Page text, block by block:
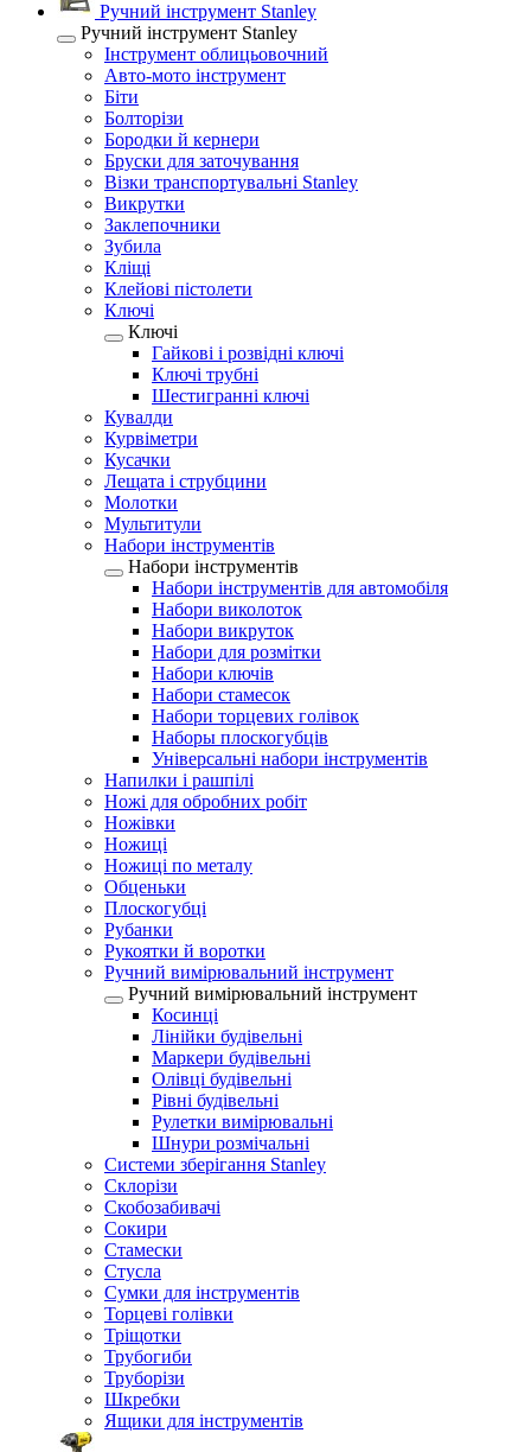
Ручний інструмент Stanley
Ручний інструмент Stanley
Інструмент облицьовочний
Авто-мото інструмент
Біти
Болторізи
Бородки й кернери
Бруски для заточування
Візки транспортувальні Stanley
Викрутки
Заклепочники
Зубила
Кліщі
Клейові пістолети
Ключі
Ключі
Гайкові і розвідні ключі
Ключі трубні
Шестигранні ключі
Кувалди
Курвіметри
Кусачки
Лещата і струбцини
Молотки
Мультитули
Набори інструментів
Набори інструментів
Набори інструментів для автомобіля
Набори виколоток
Набори викруток
Набори для розмітки
Набори ключів
Набори стамесок
Набори торцевих голівок
Наборы плоскогубців
Універсальні набори інструментів
Напилки і рашпілі
Ножі для обробних робіт
Ножівки
Ножиці
Ножиці по металу
Обценьки
Плоскогубці
Рубанки
Рукоятки й воротки
Ручний вимірювальний інструмент
Ручний вимірювальний інструмент
Косинці
Лінійки будівельні
Маркери будівельні
Олівці будівельні
Рівні будівельні
Рулетки вимірювальні
Шнури розмічальні
Системи зберігання Stanley
Склорізи
Скобозабивачі
Сокири
Стамески
Стусла
Сумки для інструментів
Торцеві голівки
Тріщотки
Трубогиби
Труборізи
Шкребки
Ящики для інструментів